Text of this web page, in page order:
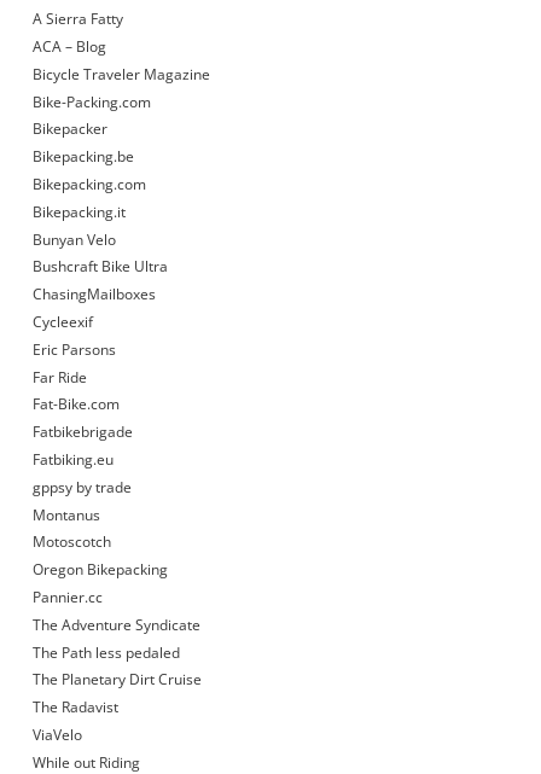
A Sierra Fatty
ACA – Blog
Bicycle Traveler Magazine
Bike-Packing.com
Bikepacker
Bikepacking.be
Bikepacking.com
Bikepacking.it
Bunyan Velo
Bushcraft Bike Ultra
ChasingMailboxes
Cycleexif
Eric Parsons
Far Ride
Fat-Bike.com
Fatbikebrigade
Fatbiking.eu
gppsy by trade
Montanus
Motoscotch
Oregon Bikepacking
Pannier.cc
The Adventure Syndicate
The Path less pedaled
The Planetary Dirt Cruise
The Radavist
ViaVelo
While out Riding